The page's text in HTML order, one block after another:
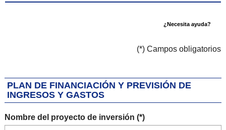
¿Necesita ayuda?
(*) Campos obligatorios
PLAN DE FINANCIACIÓN Y PREVISIÓN DE
INGRESOS Y GASTOS
Nombre del proyecto de inversión (*)